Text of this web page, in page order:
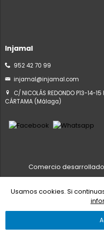
Usamos cookies. Si
Injamal
952 42 70 99
injamal@injamal.com
C/ NICOLÁS REDONDO P13-14-15
CÁRTAMA (Málaga)
Comercio